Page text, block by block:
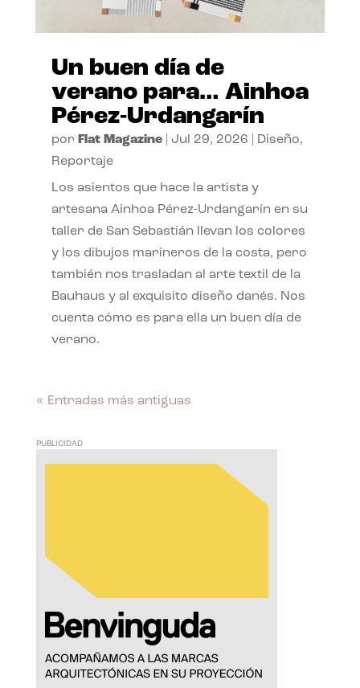
Un buen día de
verano para… Ainhoa
Pérez-Urdangarín
por Flat Magazine| Jul 29, 2026 Diseño,
Reportaje
Los asientos que hace la artista y
artesana Ainhoa Pérez-Urdangarín en su
taller de San Sebastián llevan los colores
y los dibujos marineros de la costa, pero
también nos trasladan al arte textil de la
Bauhaus y al exquisito diseño danés. Nos
cuenta cómo es para ella un buen día de
verano.
« Entradas más antiguas
PUBLICIDAD